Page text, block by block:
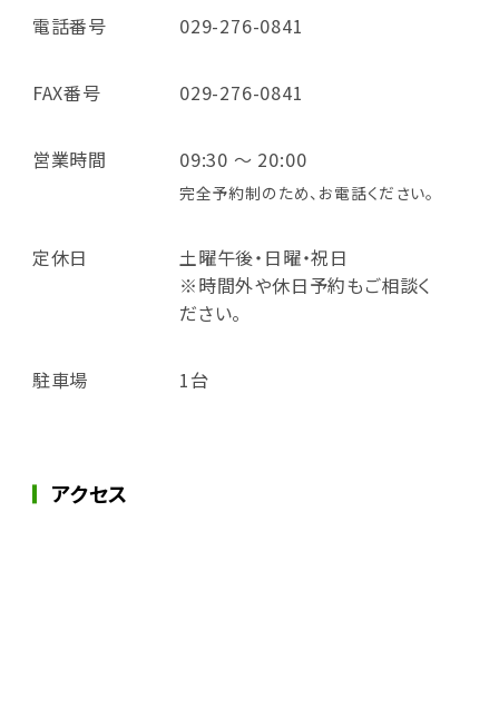
電話番号 029-276-0841
FAX番号 029-276-0841
営業時間 09:30 ～ 20:00
完全予約制のため、お電話ください。
定休日
土曜午後・日曜・祝日
※時間外や休日予約もご相談く
ださい。
駐車場 1台
アクセス